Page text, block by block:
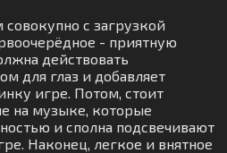
с загрузкой
- приятную
действовать
для глаз и добавляет
игре. Потом, стоит
на музыке, которые
и сполна подсвечивают
Наконец, легкое и внятное